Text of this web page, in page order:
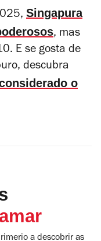
Singapura
, mas
E se gosta de
descubra
o
amar
a descobrir as